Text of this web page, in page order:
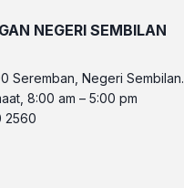
NEGERI SEMBILAN
Seremban, Negeri Sembilan.
8:00 am – 5:00 pm
2560